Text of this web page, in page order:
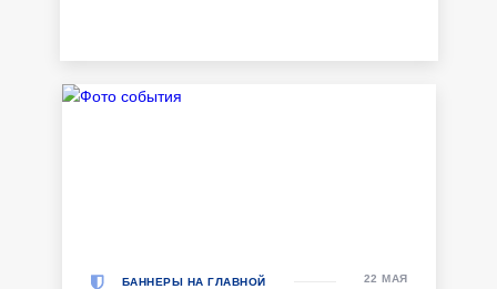
БАННЕРЫ НА ГЛАВНОЙ 22 МАЯ